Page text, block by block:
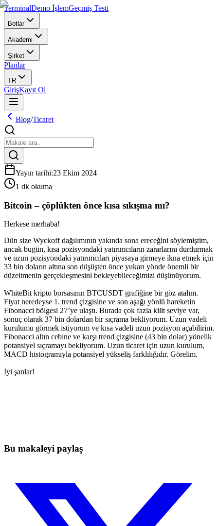
TerminalDemo İşlemGeçmiş Testi
Botlar
Akademi
Şirket
Planlar
TR
GirişKayıt Ol
Blog/Ticaret
Yayın tarihi:23 Ekim 2024
1 dk okuma
Bitcoin – çöplükten önce kısa sıkışma mı?
Herkese merhaba!
Dün size Wyckoff dağılımının yakında sona ereceğini söylemiştim,
ancak bugün, kısa pozisyondaki yatırımcıların zararlarını durdurmak
ve uzun pozisyondaki yatırımcıları piyasaya girmeye ikna etmek için
33 bin doların altına son düşüşten önce yukarı yönde önemli bir
düzeltmenin gerçekleşmesini bekleyebileceğimizi düşünüyorum.
WhiteBit kripto borsasının BTCUSDT grafiğine bir göz atalım.
Fiyat neredeyse 1. trend çizgisine ve son aşağı yönlü hareketin
Fibonacci bölgesi 27’ye ulaştı. Burada çok fazla kilit seviye var,
sonuç olarak 37 bin dolardan bir sıçrama bekliyorum. Uzun vadeli
kurulumu görmek istiyorum ve kısa vadeli uzun pozisyon açabilirim.
Fibonacci altın cebine ve karşı trend çizgisine (43 bin dolar) yönelik
potansiyel sıçramayı bekliyorum. Uzun ticaret için uzun kurulum,
MACD histogramıyla potansiyel yükseliş farklılığıdır. Görelim.
İyi şanlar!
Bu makaleyi paylaş